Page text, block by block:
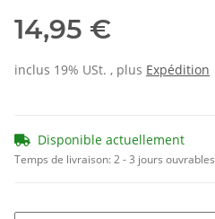
14,95 €
inclus 19% USt. , plus Expédition
Disponible actuellement
Temps de livraison:2 - 3 jours ouvrables